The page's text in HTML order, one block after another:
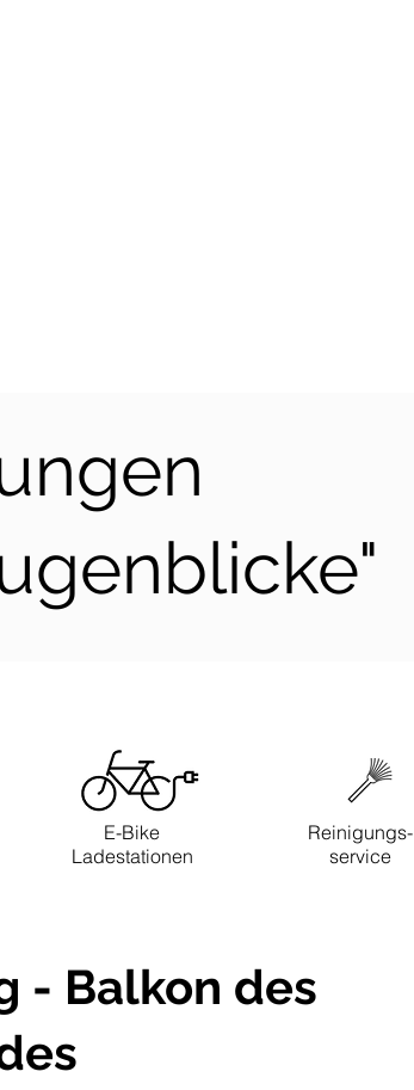
E-Bike
Ladestationen
Reinigungs-
service
- Balkon des